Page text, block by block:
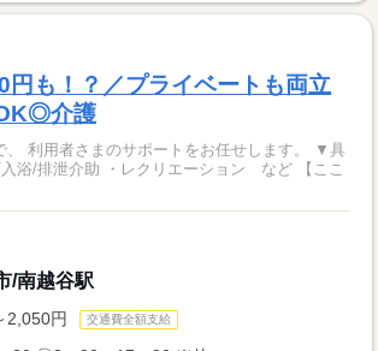
円も！？／プライベートも両立
介護
利用者さまのサポートをお任せします。 ▼具
/排泄介助 ・レクリエーション など 【ここ
/南越谷駅
2,050円 交通費全額支給